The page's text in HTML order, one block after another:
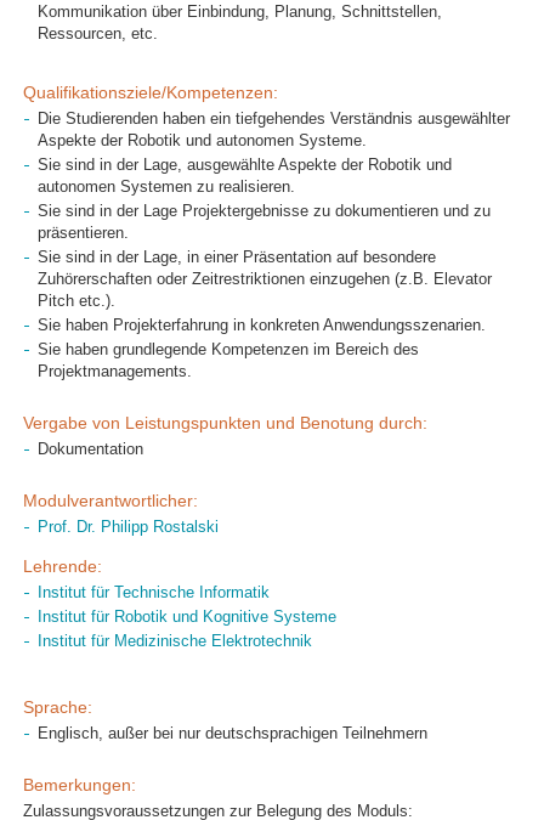
Kommunikation über Einbindung, Planung, Schnittstellen,
Ressourcen, etc.
Qualifikationsziele/Kompetenzen:
Die Studierenden haben ein tiefgehendes Verständnis ausgewählter
Aspekte der Robotik und autonomen Systeme.
Sie sind in der Lage, ausgewählte Aspekte der Robotik und
autonomen Systemen zu realisieren.
Sie sind in der Lage Projektergebnisse zu dokumentieren und zu
präsentieren.
Sie sind in der Lage, in einer Präsentation auf besondere
Zuhörerschaften oder Zeitrestriktionen einzugehen (z.B. Elevator
Pitch etc.).
Sie haben Projekterfahrung in konkreten Anwendungsszenarien.
Sie haben grundlegende Kompetenzen im Bereich des
Projektmanagements.
Vergabe von Leistungspunkten und Benotung durch:
Dokumentation
Modulverantwortlicher:
Prof. Dr. Philipp Rostalski
Lehrende:
Institut für Technische Informatik
Institut für Robotik und Kognitive Systeme
Institut für Medizinische Elektrotechnik
Sprache:
Englisch, außer bei nur deutschsprachigen Teilnehmern
Bemerkungen:
Zulassungsvoraussetzungen zur Belegung des Moduls: